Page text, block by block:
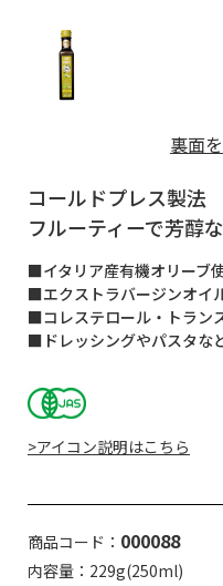
裏面
コールドプレス製法
フルーティーで芳醇
■イタリア産有機オリーブ
■エクストラバージンオイ
■コレステロール・トラン
■ドレッシングやパスタな
>アイコン説明はこちら
商品コード： 000088
内容量：229g(250ml)